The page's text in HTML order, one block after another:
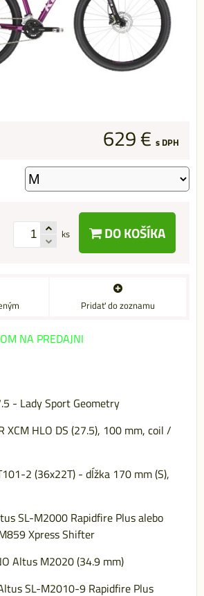
629 € s DPH
ks DO KOŠÍKA
Pridať do zoznamu
NA PREDAJNI
- Lady Sport Geometry
XCM HLO DS (27.5), 100 mm, coil /
2 (36x22T) - dĺžka 170 mm (S),
SL-M2000 Rapidfire Plus alebo
Xpress Shifter
Altus M2020 (34.9 mm)
SL-M2010-9 Rapidfire Plus